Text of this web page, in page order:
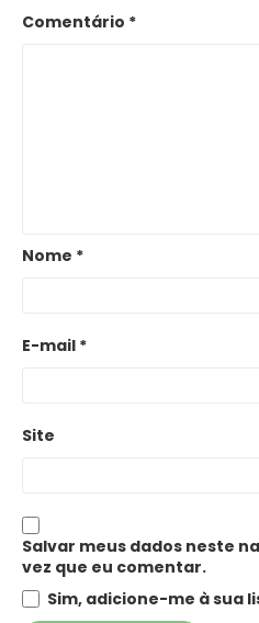
Comentário *
Nome *
E-mail *
Site
Salvar meus dados neste
vez que eu comentar.
Sim, adicione-me à sua